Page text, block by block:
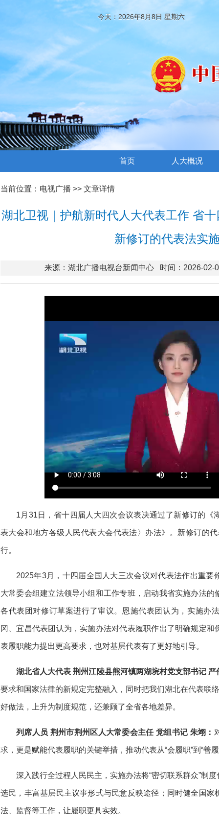
今天：2026年8月8日 星期六
首页 人大概况
当前位置： 电视广播 >> 文章详情
湖北卫视｜护航新时代人大代表工作 省
新修订的代表法实
来源：湖北广播电视台新闻中心 时间：2026-02-
1月31日，省十四届人大四次会议表决通过了新修订的《
表大会和地方各级人民代表大会代表法〉办法》。新修订的
行。
2025年3月，十四届全国人大三次会议对代表法作出重要
大常委会组建立法领导小组和工作专班，启动我省实施办法
各代表团对修订草案进行了审议。恩施代表团认为，实施办
冈、宜昌代表团认为，实施办法对代表履职作出了明确规定
表履职能力提出更高要求，也对基层代表有了更好地引导。
湖北省人大代表 荆州江陵县熊河镇两湖垸村党支部书记 严
要求和国家法律的新规定完整融入，同时把我们湖北在代表联
好做法，上升为制度规范，还兼顾了全省各地差异。
列席人员 荆州市荆州区人大常委会主任 党组书记 朱翊：
求，更是赋能代表履职的关键举措，推动代表从“会履职”到“善
深入践行全过程人民民主，实施办法将“密切联系群众”制
选民，丰富基层民主议事形式与民意反映途径；同时健全国
法、监督等工作，让履职更具实效。